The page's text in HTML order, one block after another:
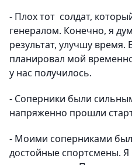
- Плох тот солдат,
генералом. Конечно, я
результат, улучшу
планировал мой
у нас получилось.
- Соперники были
напряженно прошли
- Моими соперниками
достойные спортсмены. Я